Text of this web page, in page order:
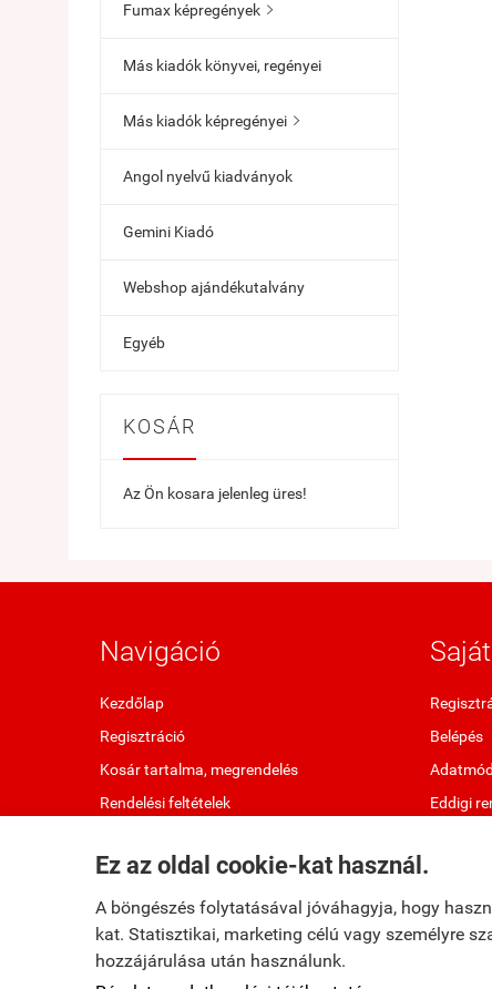
Ez az oldal cookie-kat használ.
A böngészés folytatásával jóváhagyja, hogy
kat. Statisztikai, marketing célú vagy személyre
hozzájárulása után használunk.
Fumax képregények 
Más kiadók könyvei, regényei
Más kiadók képregényei 
Angol nyelvű kiadványok
Gemini Kiadó
Webshop ajándékutalvány
Egyéb
KOSÁR
Az Ön kosara jelenleg üres!
Navigáció
Kezdőlap
Regisztráció
Kosár tartalma, megrendelés
Rendelési feltételek
Elállok a szerződéstől
Belépés
Eddigi